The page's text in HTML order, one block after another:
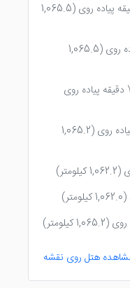
(1,065.5
(1,065.5
(1,065.2
(1,062.2 کیلومتر)
(1,062.0 کیلومتر)
(1,065.2 کیلومتر)
776 دقیقه پیاده
هتل روی نقشه